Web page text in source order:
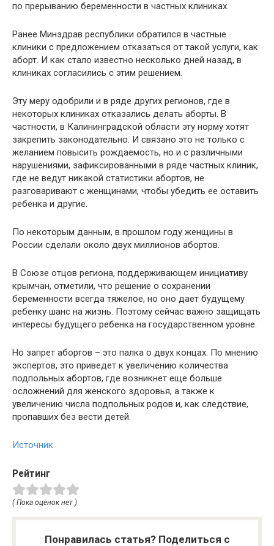
по прерыванию беременности в частных клиниках.
Ранее Минздрав республики обратился в частные
клиники с предложением отказаться от такой услуги, как
аборт. И как стало известно несколько дней назад, в
клиниках согласились с этим решением.
Эту меру одобрили и в ряде других регионов, где в
некоторых клиниках отказались делать аборты. В
частности, в Калининградской области эту норму хотят
закрепить законодательно. И связано это не только с
желанием повысить рождаемость, но и с различными
нарушениями, зафиксированными в ряде частных клиник,
где не ведут никакой статистики абортов, не
разговаривают с женщинами, чтобы убедить ее оставить
ребенка и другие.
По некоторым данным, в прошлом году женщины в
России сделали около двух миллионов абортов.
В Союзе отцов региона, поддерживающем инициативу
крымчан, отметили, что решение о сохранении
беременности всегда тяжелое, но оно дает будущему
ребенку шанс на жизнь. Поэтому сейчас важно защищать
интересы будущего ребенка на государственном уровне.
Но запрет абортов – это палка о двух концах. По мнению
экспертов, это приведет к увеличению количества
подпольных абортов, где возникнет еще больше
осложнений для женского здоровья, а также к
увеличению числа подпольных родов и, как следствие,
пропавших без вести детей.
Источник
Рейтинг
( Пока оценок нет )
Понравилась статья? Поделиться с